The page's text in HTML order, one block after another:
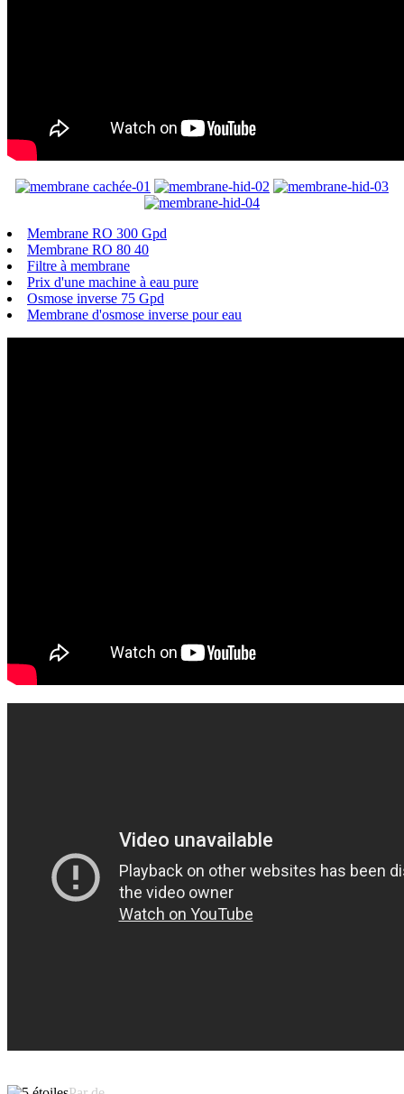
Membrane RO 300 Gpd
Membrane RO 80 40
Filtre à membrane
Prix ​​d'une machine à eau pure
Osmose inverse 75 Gpd
Membrane d'osmose inverse pour eau